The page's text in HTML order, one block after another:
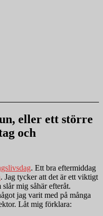
eller ett större
och
. Ett bra eftermiddag
. Jag tycker att det är ett viktigt
mig såhär efteråt.
jag varit med på många
Låt mig förklara: